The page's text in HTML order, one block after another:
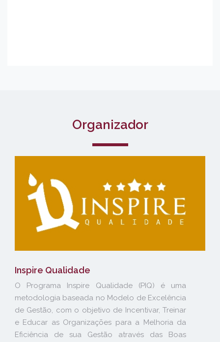
Organizador
Inspire Qualidade
O Programa Inspire Qualidade (PIQ) é uma
metodologia baseada no Modelo de Excelência
de Gestão, com o objetivo de Incentivar, Treinar
e Educar as Organizações para a Melhoria da
Eficiência de sua Gestão através das Boas